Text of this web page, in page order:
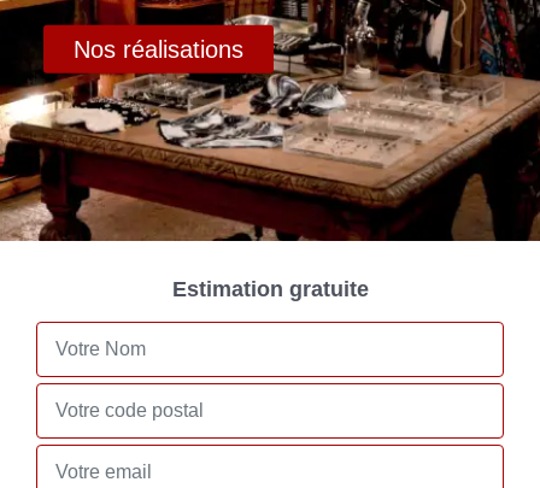
Nos réalisations
Estimation gratuite